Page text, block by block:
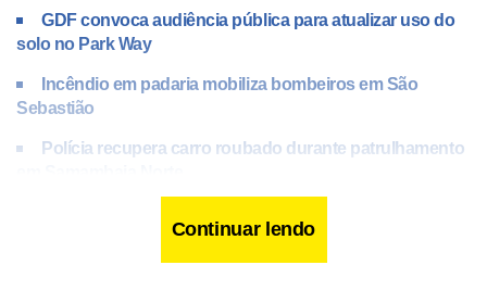
GDF convoca audiência pública para atualizar uso do
solo no Park Way
Incêndio em padaria mobiliza bombeiros em São
Sebastião
Polícia recupera carro roubado durante patrulhamento
Continuar lendo